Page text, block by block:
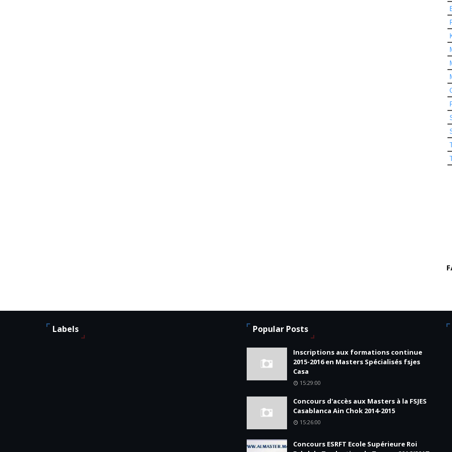
Labels Popular Posts
Inscriptions aux formations continue
2015-2016 en Masters Spécialisés fsjes
Casa
15:29:00
Concours d'accès aux Masters à la FSJES
Casablanca Ain Chok 2014-2015
15:26:00
Concours ESRFT Ecole Supérieure Roi